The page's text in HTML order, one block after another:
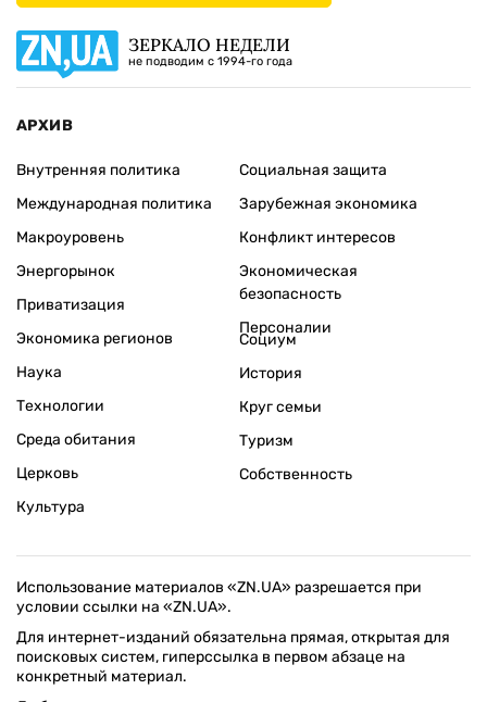
ЗЕРКАЛО НЕДЕЛИ
не подводим с 1994-го года
АРХИВ
Внутренняя политика
Международная политика
Макроуровень
Энергорынок
Приватизация
Экономика регионов
Социальная защита
Зарубежная экономика
Конфликт интересов
Экономическая
безопасность
Персоналии
Наука
Технологии
Среда обитания
Церковь
Культура
Социум
История
Круг семьи
Туризм
Собственность
Использование материалов «ZN.UA» разрешается при
условии ссылки на «ZN.UA».
Для интернет-изданий обязательна прямая, открытая для
поисковых систем, гиперссылка в первом абзаце на
конкретный материал.